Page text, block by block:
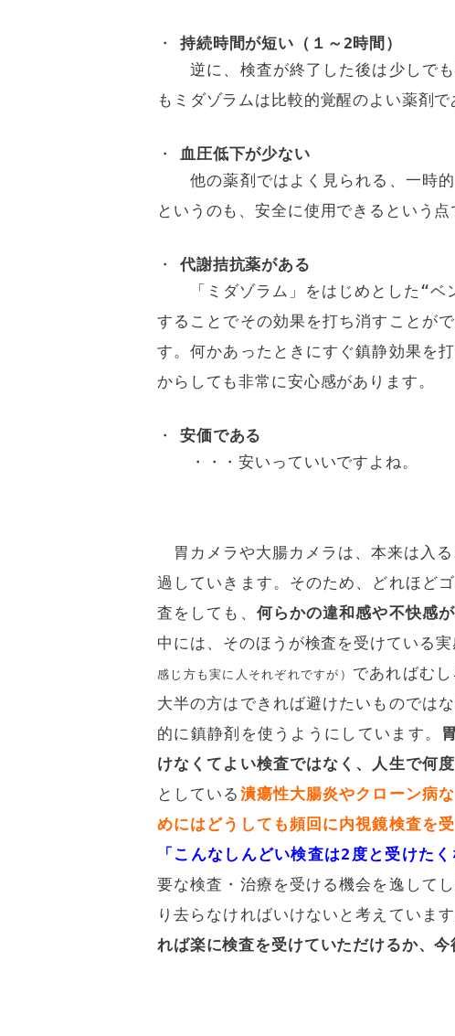
持続時間が短い（１～2時間）
逆に、検査が終了した後は少しでも
もミダゾラムは比較的覚醒のよい薬剤で
血圧低下が少ない
他の薬剤ではよく見られる、一時的
というのも、安全に使用できるという点
代謝拮抗薬がある
「ミダゾラム」をはじめとした“ベ
することでその効果を打ち消すことが
す。何かあったときにすぐ鎮静効果を
からしても非常に安心感があります。
安価である
・・・安いっていいですよね。
胃カメラや大腸カメラは、本来は入
過していきます。そのため、どれほど
査をしても、 何らかの違和感や不快感
中には、そのほうが検査を受けている
感じ方も実に人それぞれですが） であればむ
大半の方はできれば避けたいものでは
的に鎮静剤を使うようにしています。
けなくてよい検査ではなく、人生で何
としている 潰瘍性大腸炎やクローン病
めにはどうしても頻回に内視鏡検査を
「こんなしんどい検査は2度と受けたく
要な検査・治療を受ける機会を逸して
り去らなければいけないと考えていま
れば楽に検査を受けていただけるか、